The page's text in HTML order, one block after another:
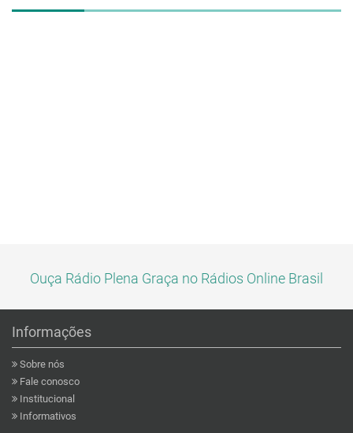
Ouça Rádio Plena Graça no Rádios Online Brasil
Informações
Sobre nós
Fale conosco
Institucional
Informativos